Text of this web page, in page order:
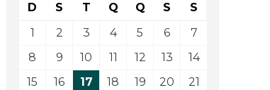
D S T Q Q S
S
1
2 3 4 5 6
7
8
9 10 11 12 13
14
15
16 17 18 19 20
21